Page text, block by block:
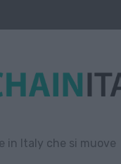
in Italy che si muove